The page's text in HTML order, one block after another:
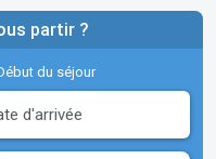
partir ?
du séjour